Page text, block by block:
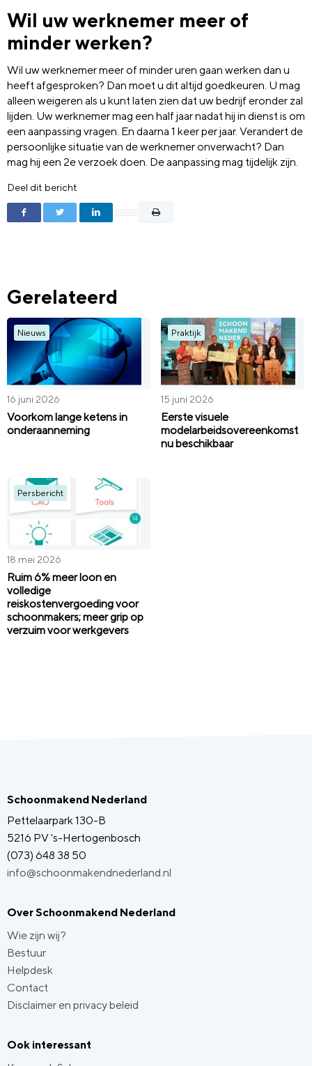
Wil uw werknemer meer of
minder werken?
Wil uw werknemer meer of minder uren gaan werken dan u
heeft afgesproken? Dan moet u dit altijd goedkeuren. U mag
alleen weigeren als u kunt laten zien dat uw bedrijf eronder zal
lijden. Uw werknemer mag een half jaar nadat hij in dienst is om
een aanpassing vragen. En daarna 1 keer per jaar. Verandert de
persoonlijke situatie van de werknemer onverwacht? Dan
mag hij een 2e verzoek doen. De aanpassing mag tijdelijk zijn.
Deel dit bericht
Gerelateerd
Nieuws
16 juni 2026
Voorkom lange ketens in
onderaanneming
Praktijk
15 juni 2026
Eerste visuele
modelarbeidsovereenkomst
nu beschikbaar
Persbericht
18 mei 2026
Ruim 6% meer loon en
volledige
reiskostenvergoeding voor
schoonmakers; meer grip op
verzuim voor werkgevers
Schoonmakend Nederland
Pettelaarpark 130-B
5216 PV 's-Hertogenbosch
(073) 648 38 50
info@schoonmakendnederland.nl
Over Schoonmakend Nederland
Wie zijn wij?
Bestuur
Helpdesk
Contact
Disclaimer en privacy beleid
Ook interessant